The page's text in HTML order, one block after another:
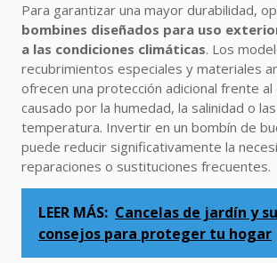
Para garantizar una mayor durabilidad,
bombines diseñados para uso
a las condiciones climáticas. Los
recubrimientos especiales y materiales
ofrecen una protección adicional frente
causado por la humedad, la salinidad o
temperatura. Invertir en un bombín de
puede reducir significativamente la
reparaciones o sustituciones frecuentes.
LEER MÁS: Cancelas de jardín y
consejos para proteger tu hogar